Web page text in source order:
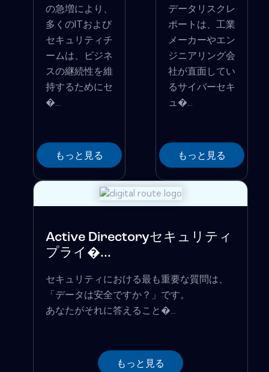
の急増により、
多くのITおよび
セキュリティチ
ームは、ビジネ
スの継続性を維
持するためにセ
�...
もっと見る
データリスクレ
ポートは、工業
メーカーやエン
ジニアリング会
社が直面してい
るサイバーセキ
ュ�...
もっと見る
Active Directoryセキュリティ
プライ�...
セキュリティにおける最も重要な質問は、
「データは安全ですか？」です。
あなたがそれに答えること�...
もっと見る